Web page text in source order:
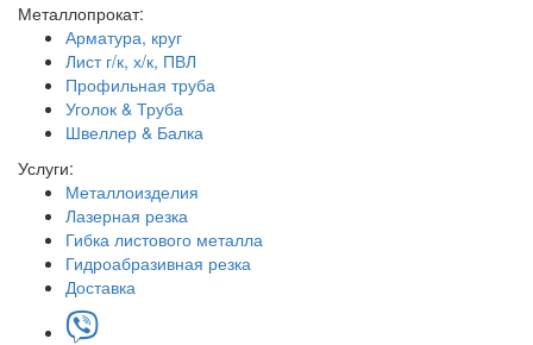
Металлопрокат:
Арматура, круг
Лист г/к, х/к, ПВЛ
Профильная труба
Уголок & Труба
Швеллер & Балка
Услуги:
Металлоизделия
Лазерная резка
Гибка листового металла
Гидроабразивная резка
Доставка